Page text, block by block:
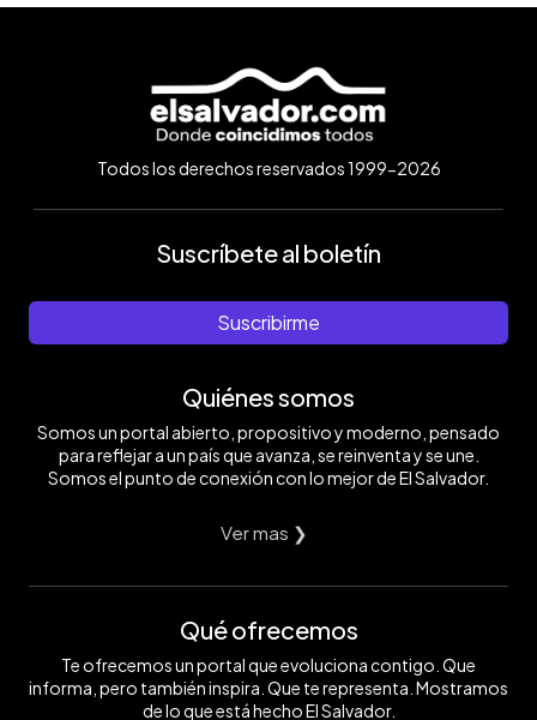
Todos los derechos reservados 1999-2026
Suscríbete al boletín
Suscribirme
Quiénes somos
Somos un portal abierto, propositivo y moderno, pensado
para reflejar a un país que avanza, se reinventa y se une.
Somos el punto de conexión con lo mejor de El Salvador.
Ver mas ❯
Qué ofrecemos
Te ofrecemos un portal que evoluciona contigo. Que
informa, pero también inspira. Que te representa. Mostramos
de lo que está hecho El Salvador.